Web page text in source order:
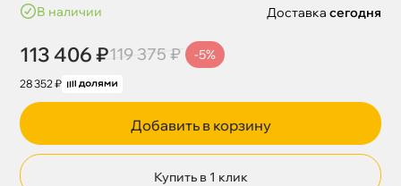
наличии
113 406 ₽119 375 ₽ -5%
28 352 ₽
Доставка сегодня
Добавить в корзину
Купить в 1 клик